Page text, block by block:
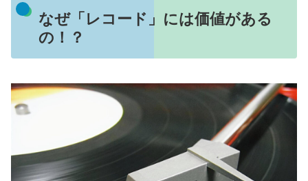
なぜ「レコード」には価値がある
の！？